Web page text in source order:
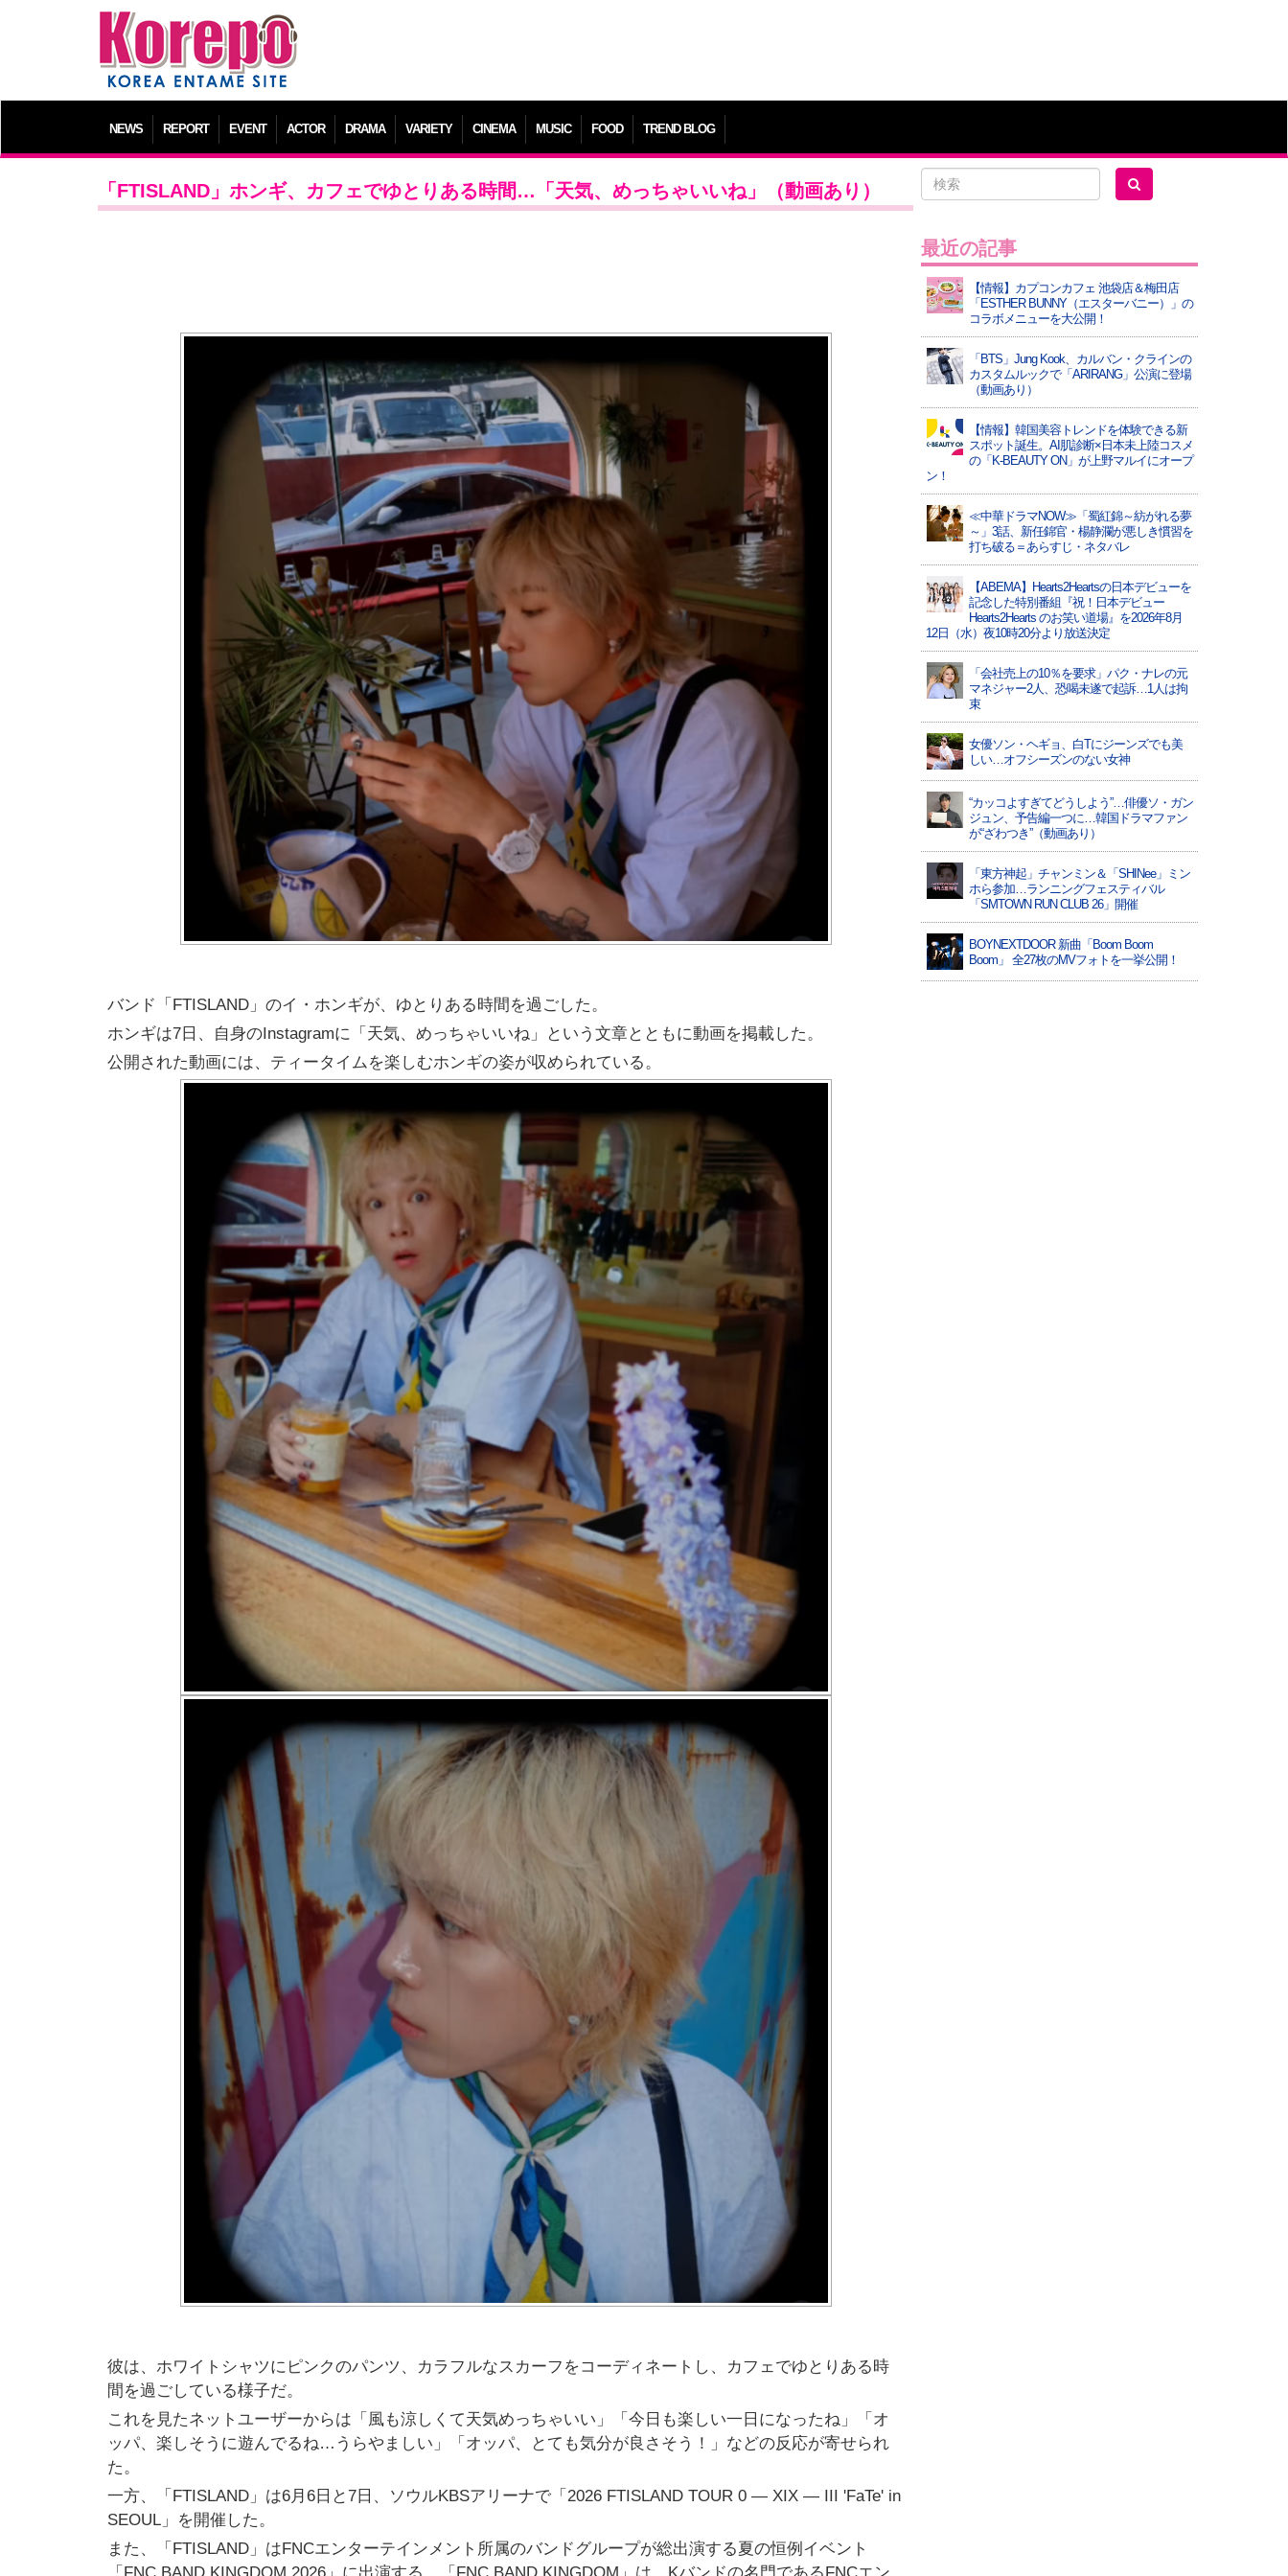
NEWS REPORT EVENT ACTOR DRAMA VARIETY CINEMA MUSIC FOOD TREND BLOG
「FTISLAND」ホンギ、カフェでゆとりある時間…「天気、めっちゃいいね」（動画あり）
バンド「FTISLAND」のイ・ホンギが、ゆとりある時間を過ごした。
ホンギは7日、自身のInstagramに「天気、めっちゃいいね」という文章とともに動画を掲載した。
公開された動画には、ティータイムを楽しむホンギの姿が収められている。
彼は、ホワイトシャツにピンクのパンツ、カラフルなスカーフをコーディネートし、カフェでゆとりある時
間を過ごしている様子だ。
これを見たネットユーザーからは「風も涼しくて天気めっちゃいい」「今日も楽しい一日になったね」「オ
ッパ、楽しそうに遊んでるね…うらやましい」「オッパ、とても気分が良さそう！」などの反応が寄せられ
た。
一方、「FTISLAND」は6月6日と7日、ソウルKBSアリーナで「2026 FTISLAND TOUR 0 — XIX — III 'FaTe' in
SEOUL」を開催した。
また、「FTISLAND」はFNCエンターテインメント所属のバンドグループが総出演する夏の恒例イベント
最近の記事
【情報】カプコンカフェ 池袋店＆梅田店
「ESTHER BUNNY（エスターバニー）」の
コラボメニューを大公開！
「BTS」Jung Kook、カルバン・クラインの
カスタムルックで「ARIRANG」公演に登場
（動画あり）
【情報】韓国美容トレンドを体験できる新
スポット誕生。AI肌診断×日本未上陸コスメ
の「K-BEAUTY ON」が上野マルイにオープ
ン！
≪中華ドラマNOW≫「蜀紅錦～紡がれる夢
～」3話、新任錦官・楊静瀾が悪しき慣習を
打ち破る＝あらすじ・ネタバレ
【ABEMA】Hearts2Heartsの日本デビューを
記念した特別番組『祝！日本デビュー
Hearts2Hearts のお笑い道場』を2026年8月
12日（水）夜10時20分より放送決定
「会社売上の10％を要求」パク・ナレの元
マネジャー2人、恐喝未遂で起訴…1人は拘
束
女優ソン・ヘギョ、白Tにジーンズでも美
しい…オフシーズンのない女神
“カッコよすぎてどうしよう”…俳優ソ・ガン
ジュン、予告編一つに…韓国ドラマファン
が“ざわつき”（動画あり）
「東方神起」チャンミン＆「SHINee」ミン
ホら参加…ランニングフェスティバル
「SMTOWN RUN CLUB 26」開催
BOYNEXTDOOR 新曲「Boom Boom
Boom」 全27枚のMVフォトを一挙公開！